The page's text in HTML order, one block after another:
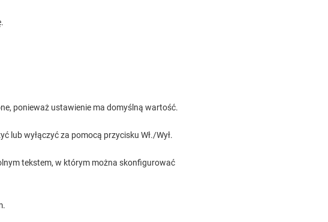
ponieważ ustawienie ma domyślną wartość.
lub wyłączyć za pomocą przycisku Wł./Wył.
tekstem, w którym można skonfigurować